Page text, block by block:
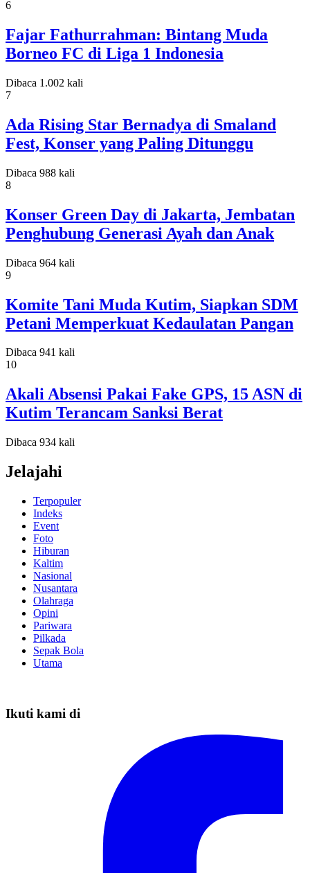
6
Fajar Fathurrahman: Bintang Muda
Borneo FC di Liga 1 Indonesia
Dibaca 1.002 kali
7
Ada Rising Star Bernadya di Smaland
Fest, Konser yang Paling Ditunggu
Dibaca 988 kali
8
Konser Green Day di Jakarta, Jembatan
Penghubung Generasi Ayah dan Anak
Dibaca 964 kali
9
Komite Tani Muda Kutim, Siapkan SDM
Petani Memperkuat Kedaulatan Pangan
Dibaca 941 kali
10
Akali Absensi Pakai Fake GPS, 15 ASN di
Kutim Terancam Sanksi Berat
Dibaca 934 kali
Jelajahi
Terpopuler
Indeks
Event
Foto
Hiburan
Kaltim
Nasional
Nusantara
Olahraga
Opini
Pariwara
Pilkada
Sepak Bola
Utama
Ikuti kami di